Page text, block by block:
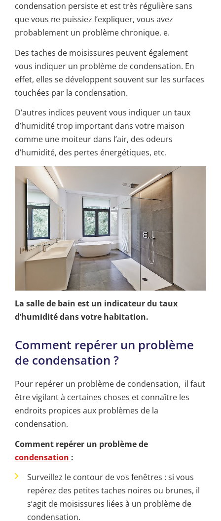
condensation persiste et est très régulière sans
que vous ne puissiez l’expliquer, vous avez
probablement un problème chronique. e.
Des taches de moisissures peuvent également
vous indiquer un problème de condensation. En
effet, elles se développent souvent sur les surfaces
touchées par la condensation.
D’autres indices peuvent vous indiquer un taux
d’humidité trop important dans votre maison
comme une moiteur dans l’air, des odeurs
d’humidité, des pertes énergétiques, etc.
La salle de bain est un indicateur du taux
d’humidité dans votre habitation.
Comment repérer un problème
de condensation ?
Pour repérer un problème de condensation, il faut
être vigilant à certaines choses et connaître les
endroits propices aux problèmes de la
condensation.
Comment repérer un problème de
condensation :
Surveillez le contour de vos fenêtres : si vous
repérez des petites taches noires ou brunes, il
s’agit de moisissures liées à un problème de
condensation.